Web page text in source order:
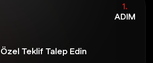
1.
ADIM
Teklif Talep Edin